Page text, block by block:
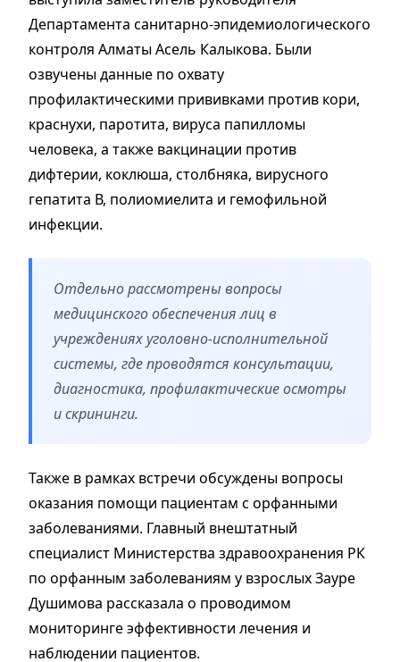
Департамента санитарно-эпидемиологического
контроля Алматы Асель Калыкова. Были
озвучены данные по охвату
профилактическими прививками против кори,
краснухи, паротита, вируса папилломы
человека, а также вакцинации против
дифтерии, коклюша, столбняка, вирусного
гепатита В, полиомиелита и гемофильной
инфекции.
Отдельно рассмотрены вопросы
медицинского обеспечения лиц в
учреждениях уголовно-исполнительной
системы, где проводятся консультации,
диагностика, профилактические осмотры
и скрининги.
Также в рамках встречи обсуждены вопросы
оказания помощи пациентам с орфанными
заболеваниями. Главный внештатный
специалист Министерства здравоохранения РК
по орфанным заболеваниям у взрослых Зауре
Душимова рассказала о проводимом
мониторинге эффективности лечения и
наблюдении пациентов.